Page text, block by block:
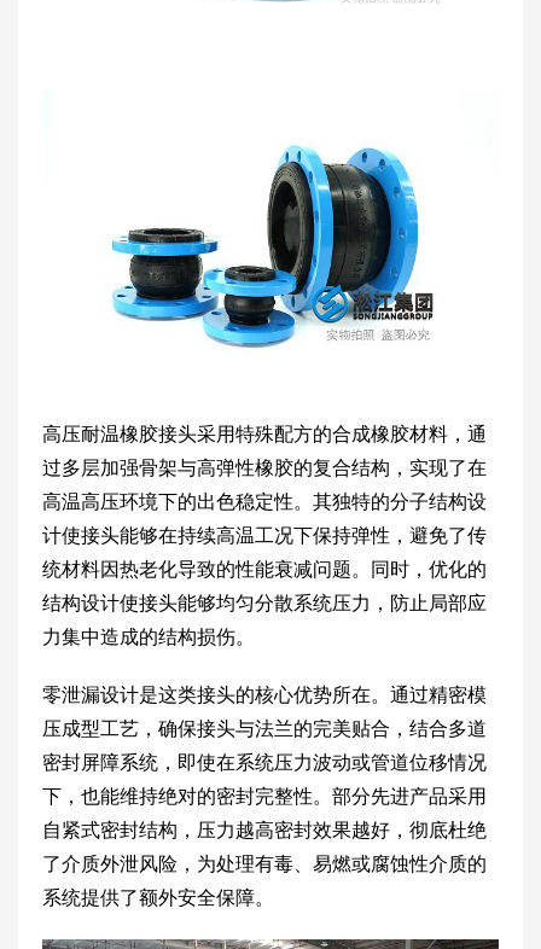
高压耐温橡胶接头采用特殊配方的合成橡胶材料，通
过多层加强骨架与高弹性橡胶的复合结构，实现了在
高温高压环境下的出色稳定性。其独特的分子结构设
计使接头能够在持续高温工况下保持弹性，避免了传
统材料因热老化导致的性能衰减问题。同时，优化的
结构设计使接头能够均匀分散系统压力，防止局部应
力集中造成的结构损伤。
零泄漏设计是这类接头的核心优势所在。通过精密模
压成型工艺，确保接头与法兰的完美贴合，结合多道
密封屏障系统，即使在系统压力波动或管道位移情况
下，也能维持绝对的密封完整性。部分先进产品采用
自紧式密封结构，压力越高密封效果越好，彻底杜绝
了介质外泄风险，为处理有毒、易燃或腐蚀性介质的
系统提供了额外安全保障。